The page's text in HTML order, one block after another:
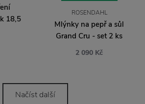
18,5
ROSENDAHL
Mlýnky na pepř a sůl
Grand Cru - set 2 ks
2 090 Kč
Načíst další